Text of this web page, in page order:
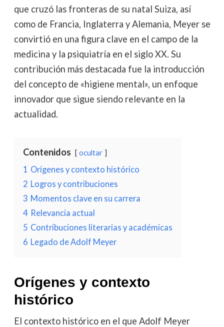
que cruzó las fronteras de su natal Suiza, así
como de Francia, Inglaterra y Alemania, Meyer se
convirtió en una figura clave en el campo de la
medicina y la psiquiatría en el siglo XX. Su
contribución más destacada fue la introducción
del concepto de «higiene mental», un enfoque
innovador que sigue siendo relevante en la
actualidad.
Contenidos ocultar
1 Orígenes y contexto histórico
2 Logros y contribuciones
3 Momentos clave en su carrera
4 Relevancia actual
5 Contribuciones literarias y académicas
6 Legado de Adolf Meyer
Orígenes y contexto
histórico
El contexto histórico en el que Adolf Meyer